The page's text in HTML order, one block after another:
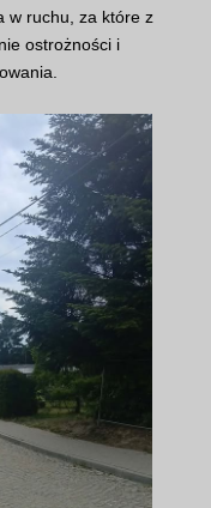
w ruchu, za które z
ostrożności i